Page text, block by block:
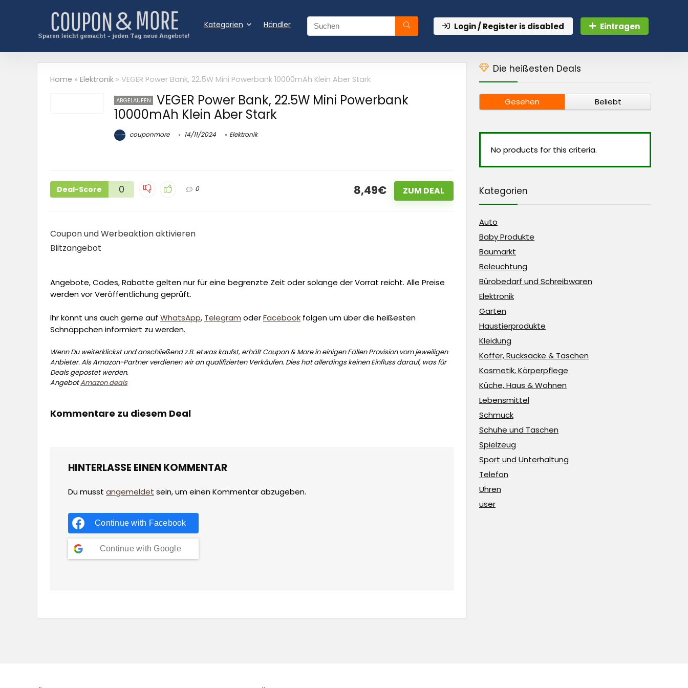
Kategorien Händler Login / Register is disabled Eintragen
Home » Elektronik » VEGER Power Bank, 22.5W Mini Powerbank 10000mAh Klein Aber Stark
ABGELAUFEN
VEGER Power Bank, 22.5W Mini Powerbank
10000mAh Klein Aber Stark
couponmore 14/11/2024 Elektronik
Deal-Score 0 0 8,49€ ZUM DEAL
Coupon und Werbeaktion aktivieren
Blitzangebot
Angebote, Codes, Rabatte gelten nur für eine begrenzte Zeit oder solange der Vorrat reicht. Alle Preise
werden vor Veröffentlichung geprüft.
Ihr könnt uns auch gerne auf WhatsApp, Telegram oderFacebook folgen um über die heißesten
Schnäppchen informiert zu werden.
Wenn Du weiterklickst und anschließend z.B. etwas kaufst, erhält Coupon & More in einigen Fällen Provision vom jeweiligen
Anbieter. Als Amazon-Partner verdienen wir an qualifizierten Verkäufen. Dies hat allerdings keinen Einfluss darauf, was für
Deals gepostet werden.
AngebotAmazon deals
Kommentare zu diesem Deal
HINTERLASSE EINEN KOMMENTAR
Du musst angemeldet sein, um einen Kommentar abzugeben.
Continue with Facebook
Continue with Google
Die heißesten Deals
Gesehen Beliebt
No products for this criteria.
Kategorien
Auto
Baby Produkte
Baumarkt
Beleuchtung
Bürobedarf und Schreibwaren
Elektronik
Garten
Haustierprodukte
Kleidung
Koffer, Rucksäcke & Taschen
Kosmetik, Körperpflege
Küche, Haus & Wohnen
Lebensmittel
Schmuck
Schuhe und Taschen
Spielzeug
Sport und Unterhaltung
Telefon
Uhren
user